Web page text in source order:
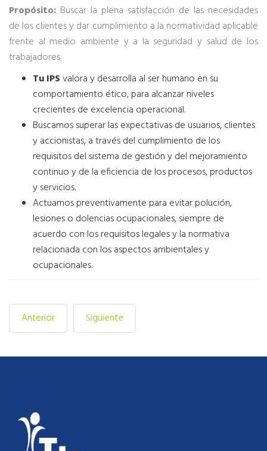
Propósito: Buscar la plena satisfacción de las necesidades
de los clientes y dar cumplimiento a la normatividad aplicable
frente al medio ambiente y a la seguridad y salud de los
trabajadores.
Tu IPSvalora y desarrolla al ser humano en su
comportamiento ético, para alcanzar niveles
crecientes de excelencia operacional.
Buscamos superar las expectativas de usuarios, clientes
y accionistas, a través del cumplimiento de los
requisitos del sistema de gestión y del mejoramiento
continuo y de la eficiencia de los procesos, productos
y servicios.
Actuamos preventivamente para evitar polución,
lesiones o dolencias ocupacionales, siempre de
acuerdo con los requisitos legales y la normativa
relacionada con los aspectos ambientales y
ocupacionales.
Anterior Siguiente